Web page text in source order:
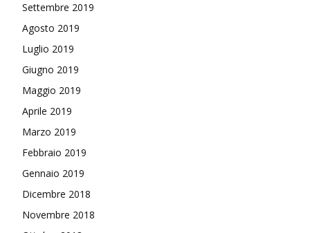
Settembre 2019
Agosto 2019
Luglio 2019
Giugno 2019
Maggio 2019
Aprile 2019
Marzo 2019
Febbraio 2019
Gennaio 2019
Dicembre 2018
Novembre 2018